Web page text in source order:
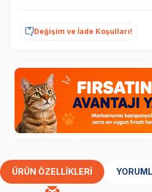
Değişim ve İade Koşulları!
ÜRÜN ÖZELLIKLERI